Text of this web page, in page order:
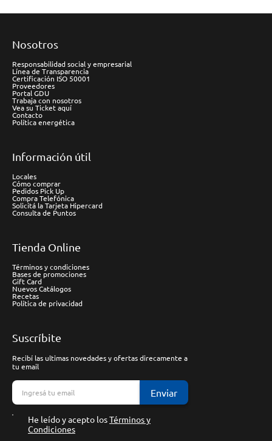
Nosotros
Responsabilidad social y empresarial
Línea de Transparencia
Certificación ISO 50001
Proveedores
Portal GDU
Trabaja con nosotros
Vea su Ticket aquí
Contacto
Política energética
Información útil
Locales
Cómo comprar
Pedidos Pick Up
Compra Telefónica
Solicitá la Tarjeta Hipercard
Consulta de Puntos
Tienda Online
Términos y condiciones
Bases de promociones
Gift Card
Nuevos Catálogos
Recetas
Política de privacidad
Suscríbite
Recibí las ultimas novedades y ofertas direcamente a
tu email
Enviar
He leído y acepto losTérminos y
Condiciones